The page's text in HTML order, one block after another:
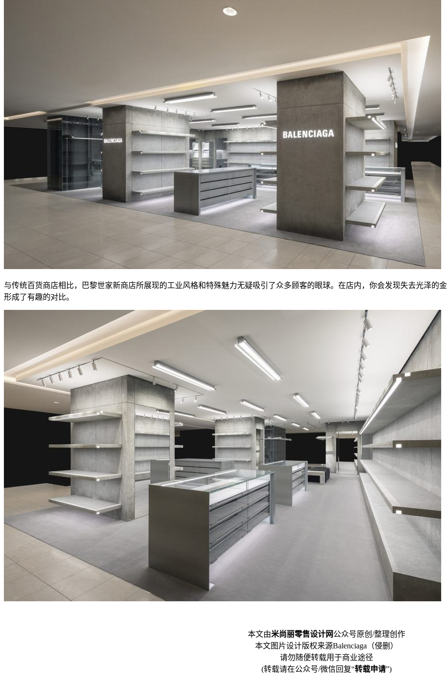
与传统百货商店相比，巴黎世家新商店所展现的工业风格和特殊魅力无疑吸引了众多顾客的眼球。在店内，你会发现失去光泽的
形成了有趣的对比。
本文由米尚丽零售设计网公众号原创/整理创作
本文图片设计版权来源Balenciaga（侵删）
请勿随便转载用于商业途径
(转载请在公众号/微信回复“转载申请”)